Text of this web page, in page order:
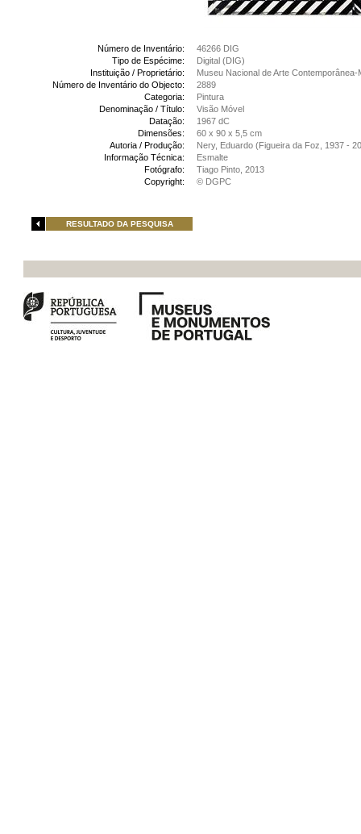
Número de Inventário:
46266 DIG
Tipo de Espécime:
Digital (DIG)
Instituição / Proprietário:
Museu Nacional de Arte Contemporânea-
Número de Inventário do Objecto:
2889
Categoria:
Pintura
Denominação / Título:
Visão Móvel
Datação:
1967 dC
Dimensões:
60 x 90 x 5,5 cm
Autoria / Produção:
Nery, Eduardo (Figueira da Foz, 1937 -
Informação Técnica:
Esmalte
Fotógrafo:
Tiago Pinto, 2013
Copyright:
© DGPC
RESULTADO DA PESQUISA